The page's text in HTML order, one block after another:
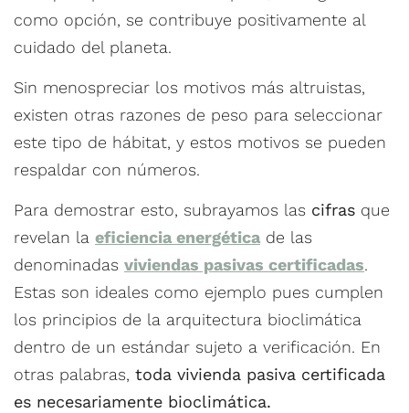
como opción, se contribuye positivamente al
cuidado del planeta.
Sin menospreciar los motivos más altruistas,
existen otras razones de peso para seleccionar
este tipo de hábitat, y estos motivos se pueden
respaldar con números.
Para demostrar esto, subrayamos las cifras que
revelan la eficiencia energética de las
denominadas viviendas pasivas certificadas.
Estas son ideales como ejemplo pues cumplen
los principios de la arquitectura bioclimática
dentro de un estándar sujeto a verificación. En
otras palabras, toda vivienda pasiva certificada
es necesariamente bioclimática.